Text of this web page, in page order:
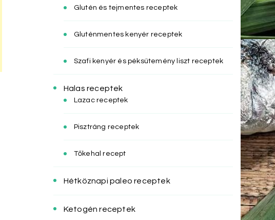
Glutén és tejmentes receptek
Gluténmentes kenyér receptek
Szafi kenyér és péksütemény liszt receptek
Halas receptek
Lazac receptek
Pisztráng receptek
Tőkehal recept
Hétköznapi paleo receptek
Ketogén receptek